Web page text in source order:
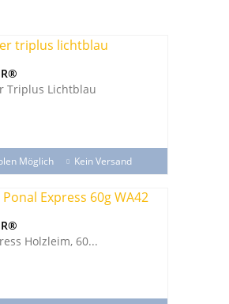
Triplus Lichtblau
Möglich Kein Versand
Holzleim, 60...